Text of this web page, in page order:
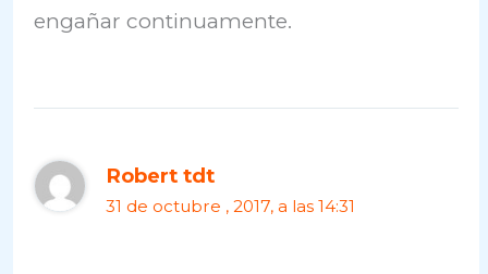
engañar continuamente.
Robert tdt
31 de octubre , 2017, a las 14:31